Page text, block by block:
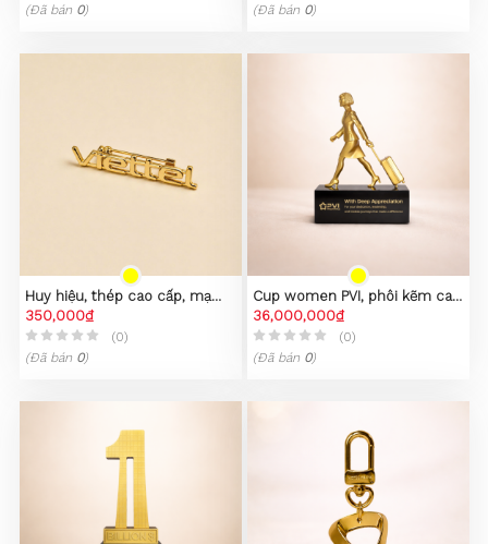
(Đã bán 0)
(Đã bán 0)
Huy hiệu, thép cao cấp, mạ
PVD vàng 23K
350,000₫
(0)
(Đã bán 0)
Cup women PVI, phôi kẽm cao
cấp
36,000,000₫
(0)
(Đã bán 0)